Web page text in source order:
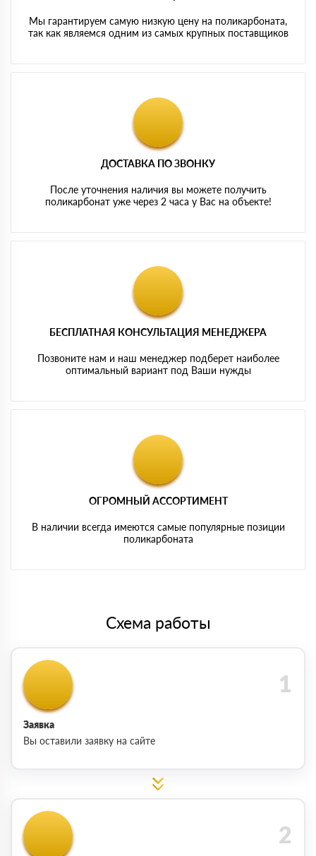
Мы гарантируем самую низкую цену на поликарбоната,
так как являемся одним из самых крупных поставщиков
ДОСТАВКА ПО ЗВОНКУ
После уточнения наличия вы можете получить
поликарбонат уже через 2 часа у Вас на объекте!
БЕСПЛАТНАЯ КОНСУЛЬТАЦИЯ МЕНЕДЖЕРА
Позвоните нам и наш менеджер подберет наиболее
оптимальный вариант под Ваши нужды
ОГРОМНЫЙ АССОРТИМЕНТ
В наличии всегда имеются самые популярные позиции
поликарбоната
Схема работы
Заявка
Вы оставили заявку на сайте